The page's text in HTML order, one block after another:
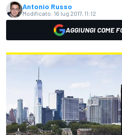
Antonio Russo
Modificato: 16 lug 2017, 11:12
AGGIUNGI COME